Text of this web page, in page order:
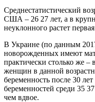
Среднестатистический
США – 26 27 лет, а в
неуклонного растет
В Украине (по данным
новорожденных имеют
практически столько же –
женщин в данной
беременность после 30
беременностей среди 35
чем вдвое.